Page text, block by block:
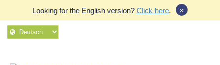
Looking for the English version? Click here. ×